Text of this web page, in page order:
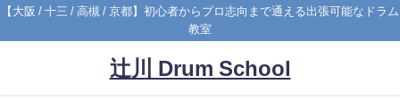
【大阪 / 十三 / 高槻 / 京都】初心者からプロ志向まで通える出張可能なドラム
教室
辻川 Drum School